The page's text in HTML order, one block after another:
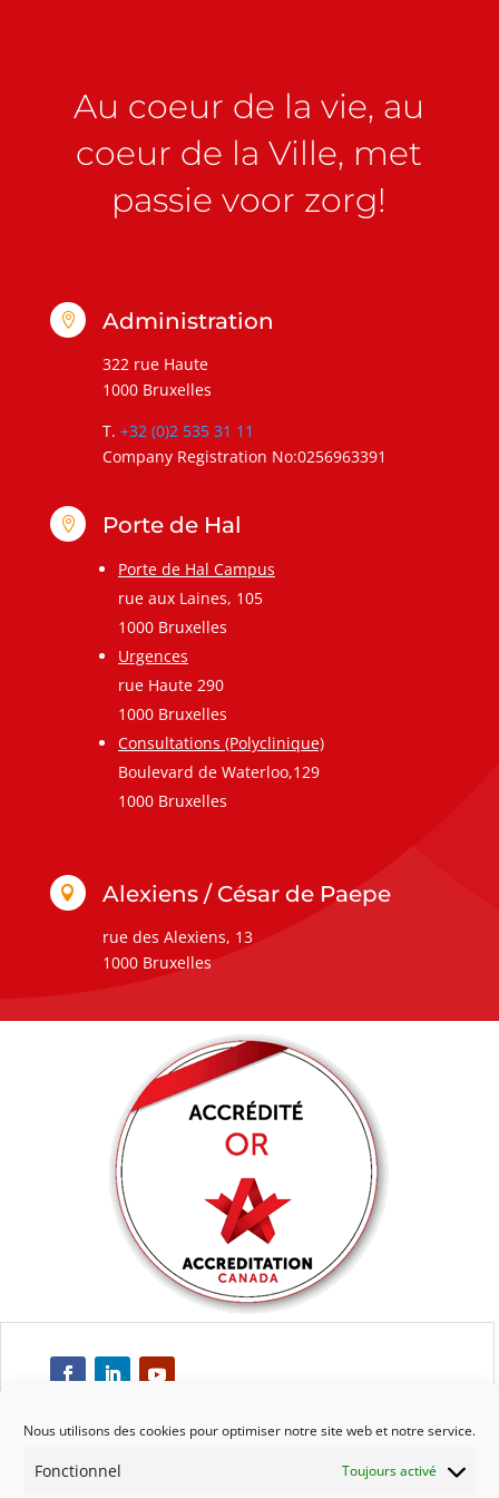
Nous utilisons des cookies pour optimiser notre site web et notre service.
Fonctionnel Toujours activé
Au coeur de la vie, au
coeur de la Ville, met
passie voor zorg!
 Administration
322 rue Haute
1000 Bruxelles
T. +32 (0)2 535 31 11
Company Registration No:0256963391
 Porte de Hal
Porte de Hal Campus
rue aux Laines, 105
1000 Bruxelles
Urgences
rue Haute 290
1000 Bruxelles
Consultations (Polyclinique)
Boulevard de Waterloo,129
1000 Bruxelles
 Alexiens / César de Paepe
rue des Alexiens, 13
1000 Bruxelles
Respect